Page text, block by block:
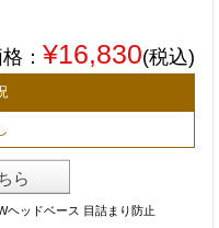
： ¥16,830(税込)
ら
ヘッドベース 目詰まり防止